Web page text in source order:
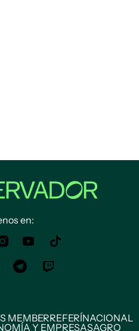
en:
MEMBERREFERÍNACIONAL
Y EMPRESASAGRO